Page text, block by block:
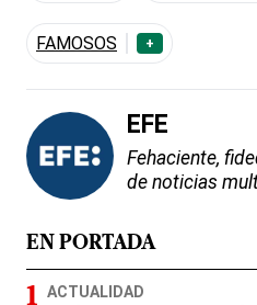
FAMOSOS +
EFE
Fehaciente,
de noticias
EN PORTADA
ACTUALIDAD